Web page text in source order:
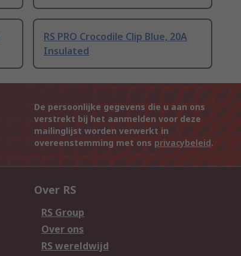
RS PRO Crocodile Clip Blue, 20A
Insulated
De persoonlijke gegevens die u aan ons
verstrekt bij het aanmelden voor deze
mailinglijst worden verwerkt in
overeenstemming met ons privacybeleid.
Over RS
RS Group
Over ons
RS wereldwijd